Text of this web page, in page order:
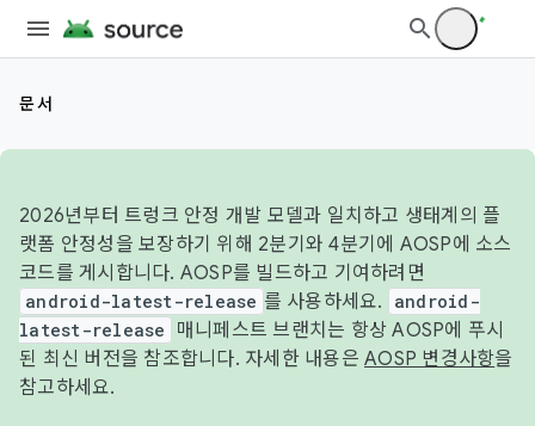
문서
2026년부터 트렁크 안정 개발 모델과 일치하고 생태계의 플
랫폼 안정성을 보장하기 위해 2분기와 4분기에 AOSP에 소스
코드를 게시합니다. AOSP를 빌드하고 기여하려면
android-latest-release 를 사용하세요.
android-
latest-release
매니페스트 브랜치는 항상 AOSP에 푸시
된 최신 버전을 참조합니다. 자세한 내용은 AOSP 변경사항을
참고하세요.